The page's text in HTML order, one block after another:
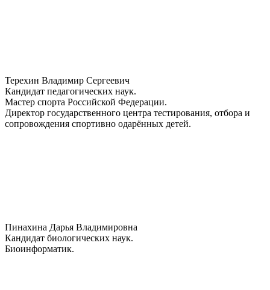
Терехин Владимир Сергеевич
Кандидат педагогических наук.
Мастер спорта Российской Федерации.
Директор государственного центра тестирования, отбора и
сопровождения спортивно одарённых детей.
Пинахина Дарья Владимировна
Кандидат биологических наук.
Биоинформатик.